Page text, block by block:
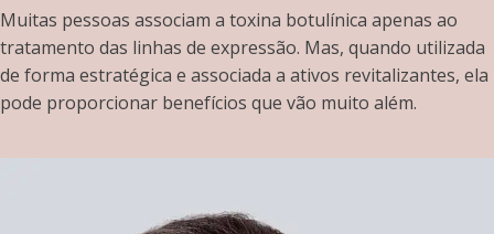
Muitas pessoas associam a toxina botulínica apenas ao
tratamento das linhas de expressão. Mas, quando utilizada
de forma estratégica e associada a ativos revitalizantes, ela
pode proporcionar benefícios que vão muito além.